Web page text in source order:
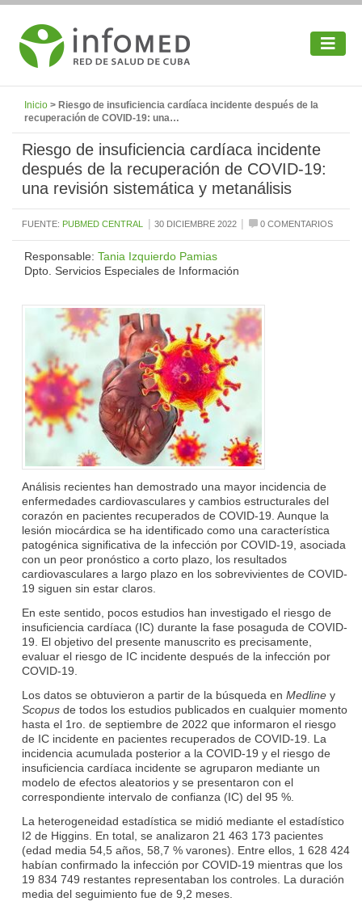
Inicio > Riesgo de insuficiencia cardíaca incidente después de la
recuperación de COVID-19: una…
Riesgo de insuficiencia cardíaca incidente
después de la recuperación de COVID-19:
una revisión sistemática y metanálisis
FUENTE: PUBMED CENTRAL | 30 DICIEMBRE 2022 | 0 COMENTARIOS
Responsable: Tania Izquierdo Pamias
Dpto. Servicios Especiales de Información
Análisis recientes han demostrado una mayor incidencia de
enfermedades cardiovasculares y cambios estructurales del
corazón en pacientes recuperados de COVID-19. Aunque la
lesión miocárdica se ha identificado como una característica
patogénica significativa de la infección por COVID-19, asociada
con un peor pronóstico a corto plazo, los resultados
cardiovasculares a largo plazo en los sobrevivientes de COVID-
19 siguen sin estar claros.
En este sentido, pocos estudios han investigado el riesgo de
insuficiencia cardíaca (IC) durante la fase posaguda de COVID-
19. El objetivo del presente manuscrito es precisamente,
evaluar el riesgo de IC incidente después de la infección por
COVID-19.
Los datos se obtuvieron a partir de la búsqueda en Medline y
Scopus de todos los estudios publicados en cualquier momento
hasta el 1ro. de septiembre de 2022 que informaron el riesgo
de IC incidente en pacientes recuperados de COVID-19. La
incidencia acumulada posterior a la COVID-19 y el riesgo de
insuficiencia cardíaca incidente se agruparon mediante un
modelo de efectos aleatorios y se presentaron con el
correspondiente intervalo de confianza (IC) del 95 %.
La heterogeneidad estadística se midió mediante el estadístico
I2 de Higgins. En total, se analizaron 21 463 173 pacientes
(edad media 54,5 años, 58,7 % varones). Entre ellos, 1 628 424
habían confirmado la infección por COVID-19 mientras que los
19 834 749 restantes representaban los controles. La duración
media del seguimiento fue de 9,2 meses.